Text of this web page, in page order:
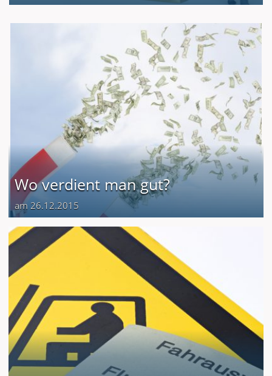
Wo verdient man gut?
am 26.12.2015